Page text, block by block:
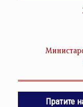
Пратите